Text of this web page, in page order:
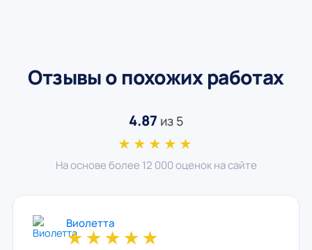
Отзывы о похожих работах
4.87 из 5
★★★★★
На основе более 12 000 оценок на сайте
Виолетта
★★★★★